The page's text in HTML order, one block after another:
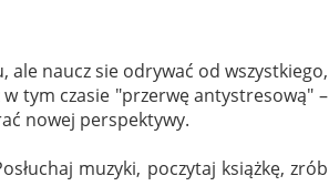
ale naucz sie odrywać od wszystkiego,
tym czasie "przerwę antystresową" –
nowej perspektywy.
muzyki, poczytaj książkę, zrób